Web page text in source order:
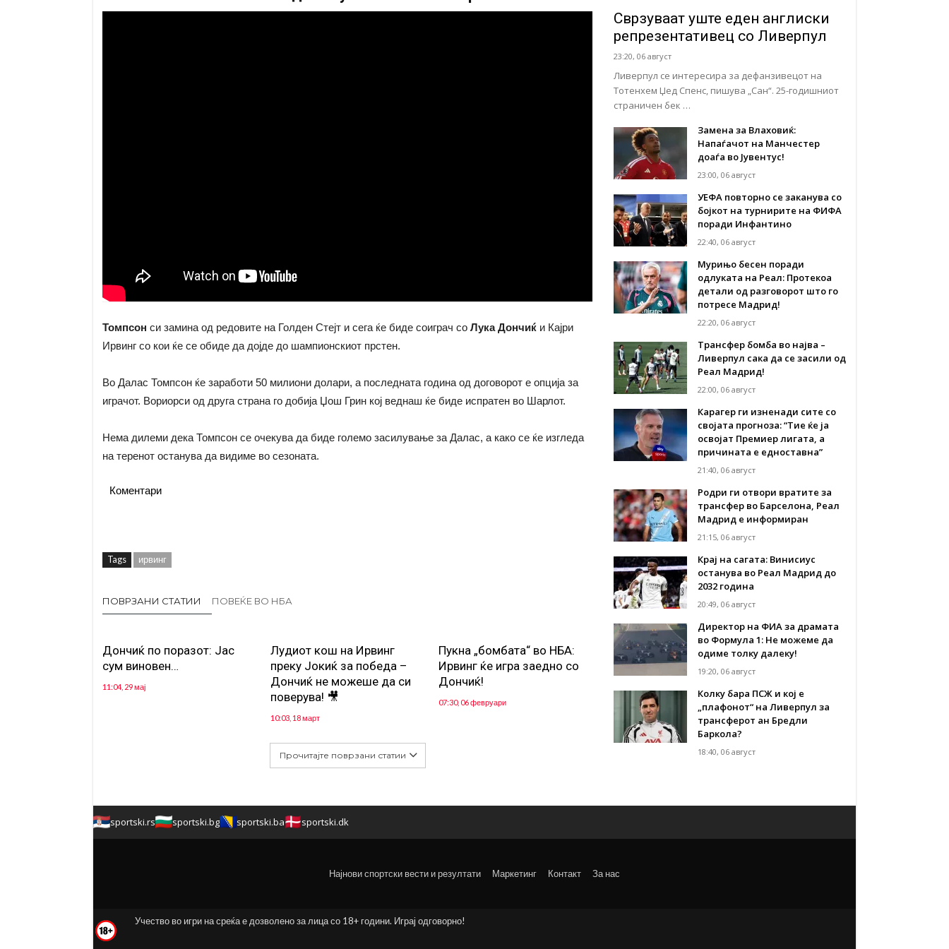
Томпсон си замина од редовите на Голден Стејт и сега ќе биде соиграч со Лука Дончиќи Кајри
Ирвинг со кои ќе се обиде да дојде до шампионскиот прстен.
Во Далас Томпсон ќе заработи 50 милиони долари, а последната година од договорот е опција за
играчот. Вориорси од друга страна го добија Џош Грин кој веднаш ќе биде испратен во Шарлот.
Нема дилеми дека Томпсон се очекува да биде големо засилување за Далас, а како се ќе изгледа
на теренот останува да видиме во сезоната.
Коментари
Tags ирвинг
ПОВРЗАНИ СТАТИИ ПОВЕЌЕ ВО НБА
Дончиќ по поразот: Јас
сум виновен…
11:04, 29 мај
Лудиот кош на Ирвинг
преку Јокиќ за победа –
Дончиќ не можеше да си
поверува! 🎥
10:03, 18 март
Пукна „бомбата“ во НБА:
Ирвинг ќе игра заедно со
Дончиќ!
07:30, 06 февруари
Прочитајте поврзани статии
Сврзуваат уште еден англиски
репрезентативец со Ливерпул
23:20, 06 август
Ливерпул се интересира за дефанзивецот на
Тотенхем Џед Спенс, пишува „Сан“. 25-годишниот
страничен бек …
Замена за Влаховиќ:
Напаѓачот на Манчестер
доаѓа во Јувентус!
23:00, 06 август
УЕФА повторно се заканува со
бојкот на турнирите на ФИФА
поради Инфантино
22:40, 06 август
Мурињо бесен поради
одлуката на Реал: Протекоа
детали од разговорот што го
потресе Мадрид!
22:20, 06 август
Трансфер бомба во најва –
Ливерпул сака да се засили од
Реал Мадрид!
22:00, 06 август
Карагер ги изненади сите со
својата прогноза: “Тие ќе ја
освојат Премиер лигата, а
причината е едноставна”
21:40, 06 август
Родри ги отвори вратите за
трансфер во Барселона, Реал
Мадрид е информиран
21:15, 06 август
Крај на сагата: Винисиус
останува во Реал Мадрид до
2032 година
20:49, 06 август
Директор на ФИА за драмата
во Формула 1: Не можеме да
одиме толку далеку!
19:20, 06 август
Колку бара ПСЖ и кој е
„плафонот“ на Ливерпул за
трансферот ан Бредли
Баркола?
18:40, 06 август
sportski.rs sportski.bg sportski.ba sportski.dk
Најнови спортски вести и резултати Маркетинг Контакт За нас
Учество во игри на среќа е дозволено за лица со 18+ години. Играј одговорно!